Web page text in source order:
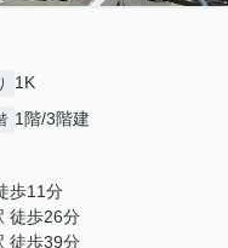
1K
1階/3階建
歩11分
徒歩26分
徒歩39分